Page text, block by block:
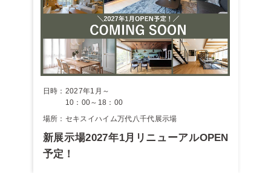
日時：2027年1月～
10：00～18：00
場所：セキスイハイム万代八千代展示場
新展示場2027年1月リニューアルOPEN
予定！